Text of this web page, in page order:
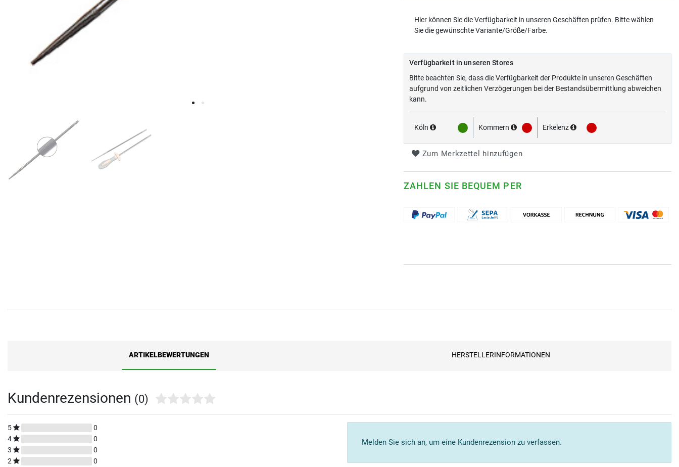
Hier können Sie die Verfügbarkeit in unseren Geschäften prüfen. Bitte wählen
Sie die gewünschte Variante/Größe/Farbe.
Verfügbarkeit in unseren Stores
Bitte beachten Sie, dass die Verfügbarkeit der Produkte in unseren Geschäften
aufgrund von zeitlichen Verzögerungen bei der Bestandsübermittlung abweichen
kann.
Köln Kommern Erkelenz
Zum Merkzettel hinzufügen
ZAHLEN SIE BEQUEM PER
ARTIKELBEWERTUNGEN HERSTELLERINFORMATIONEN
Kundenrezensionen (0)
5
0
4
0
3
0
2
0
Melden Sie sich an, um eine Kundenrezension zu verfassen.